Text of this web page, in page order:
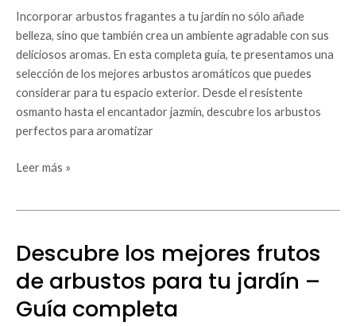
Incorporar arbustos fragantes a tu jardín no sólo añade
belleza, sino que también crea un ambiente agradable con sus
deliciosos aromas. En esta completa guía, te presentamos una
selección de los mejores arbustos aromáticos que puedes
considerar para tu espacio exterior. Desde el resistente
osmanto hasta el encantador jazmín, descubre los arbustos
perfectos para aromatizar
tu
jardín
|
Guía
completa
Leer más »
Descubre los mejores frutos
de arbustos para tu jardín –
Guía completa
Descubre
mejores
frutos